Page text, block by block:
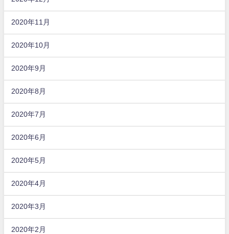
2020年11月
2020年10月
2020年9月
2020年8月
2020年7月
2020年6月
2020年5月
2020年4月
2020年3月
2020年2月